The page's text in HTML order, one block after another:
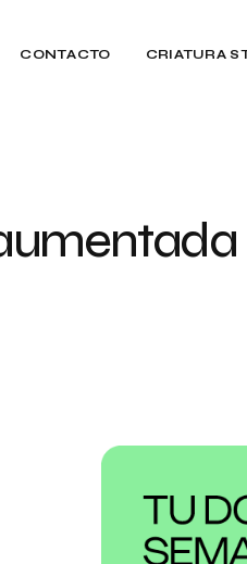
CONTACTO CRIATURA